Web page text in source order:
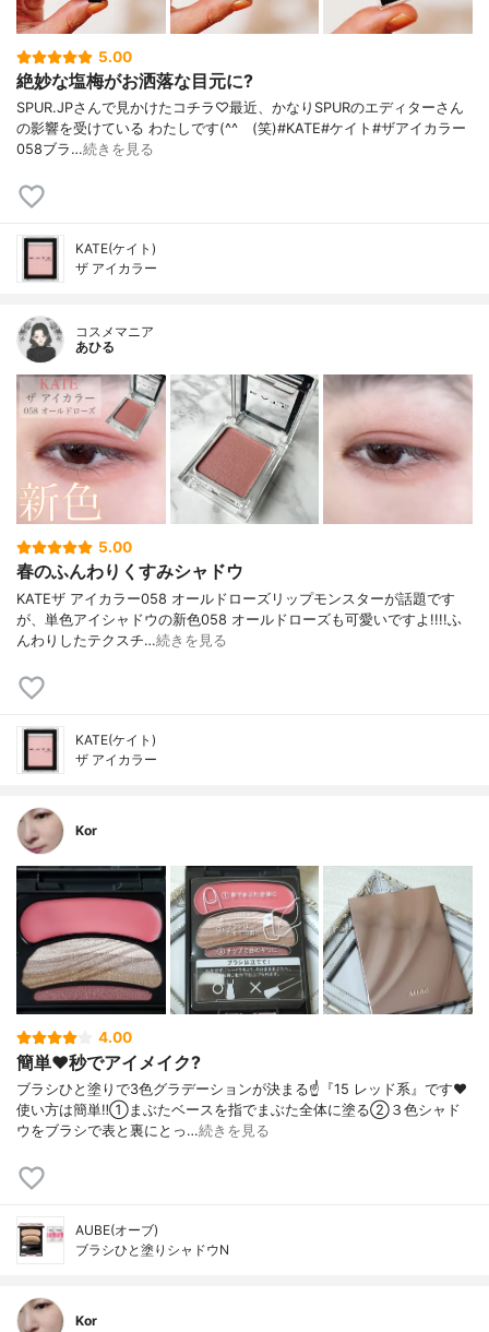
5.00
絶妙な塩梅がお洒落な目元に?
SPUR.JPさんで見かけたコチラ♡最近、かなりSPURのエディターさん
の影響を受けている わたしです(^^ゞ(笑)#KATE#ケイト#ザアイカラー
058ブラ…続きを見る
KATE(ケイト)
ザ アイカラー
コスメマニア
あひる
5.00
春のふんわりくすみシャドウ
KATEザ アイカラー058 オールドローズリップモンスターが話題です
が、単色アイシャドウの新色058 オールドローズも可愛いですよ!!!!ふ
んわりしたテクスチ…続きを見る
KATE(ケイト)
ザ アイカラー
Kor
4.00
簡単❤️秒でアイメイク?
ブラシひと塗りで3色グラデーションが決まる☝️『15 レッド系』です❤️
使い方は簡単‼️①まぶたベースを指でまぶた全体に塗る②３色シャド
ウをブラシで表と裏にとっ…続きを見る
AUBE(オーブ)
ブラシひと塗りシャドウN
Kor